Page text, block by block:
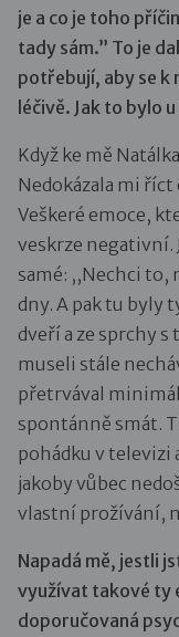
je a co je toho
tady sám.” To je
potřebují, aby se k
léčivě. Jak to bylo
Když ke mě
Nedokázala mi říct
Veškeré emoce,
veskrze negativní.
samé: ,,Nechci to,
dny. A pak tu byly
dveří a ze sprchy
museli stále
přetrvával
spontánně smát.
pohádku v televizi
jakoby vůbec
vlastní prožívání,
Napadá mě, jestli
využívat takové ty
doporučovaná